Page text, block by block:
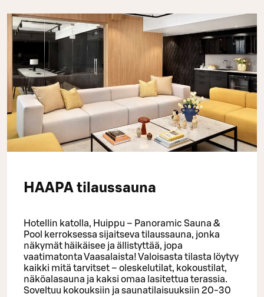
HAAPA tilaussauna
Hotellin katolla, Huippu – Panoramic Sauna &
Pool kerroksessa sijaitseva tilaussauna, jonka
näkymät häikäisee ja ällistyttää, jopa
vaatimatonta Vaasalaista! Valoisasta tilasta löytyy
kaikki mitä tarvitset – oleskelutilat, kokoustilat,
näköalasauna ja kaksi omaa lasitettua terassia.
Soveltuu kokouksiin ja saunatilaisuuksiin 20-30